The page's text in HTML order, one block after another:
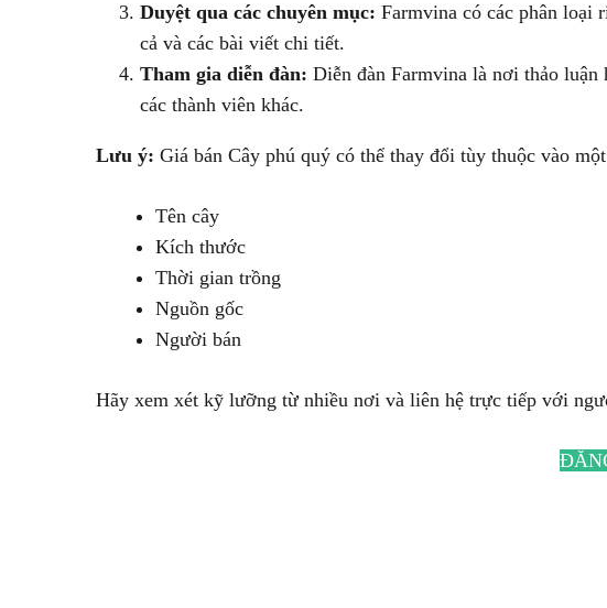
Duyệt qua các chuyên mục: Farmvina có các phân loại
cả và các bài viết chi tiết.
Tham gia diễn đàn: Diễn đàn Farmvina là nơi thảo
các thành viên khác.
Lưu ý: Giá bán Cây phú quý có thể thay đổi tùy thuộc vào
Tên cây
Kích thước
Thời gian trồng
Nguồn gốc
Người bán
Hãy xem xét kỹ lưỡng từ nhiều nơi và liên hệ trực tiếp với